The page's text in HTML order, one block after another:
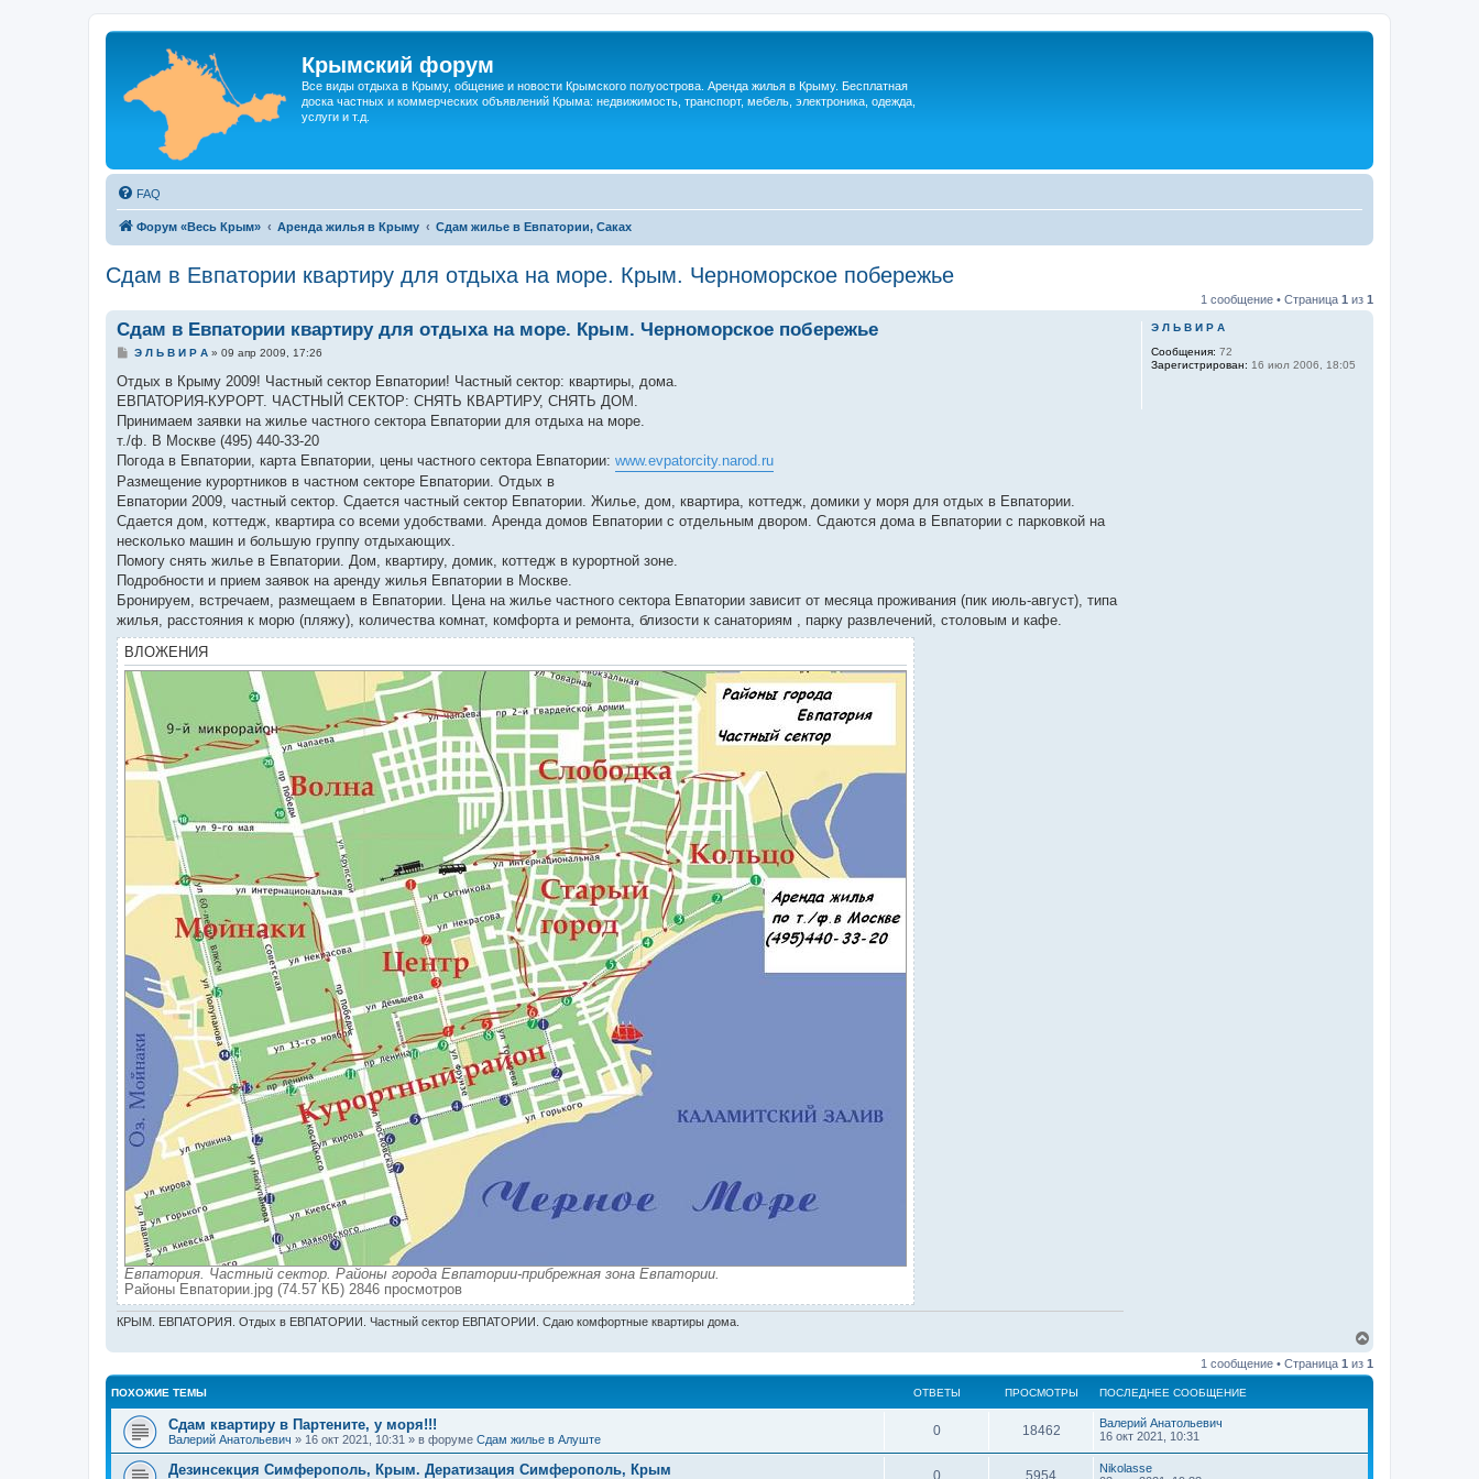
Крымский форум
Все виды отдыха в Крыму, общение и новости Крымского полуострова. Аренда жилья в Крыму. Бесплатная
доска частных и коммерческих объявлений Крыма: недвижимость, транспорт, мебель, электроника, одежда,
услуги и т.д.
FAQ
Форум «Весь Крым» Аренда жилья в Крыму Сдам жилье в Евпатории, Саках
Сдам в Евпатории квартиру для отдыха на море. Крым. Черноморское побережье
1 сообщение • Страница 1 из 1
Э Л Ь В И Р А
Сообщения: 72
Зарегистрирован: 16 июл 2006, 18:05
Сдам в Евпатории квартиру для отдыха на море. Крым. Черноморское побережье
С
о
б
щ
е
и
е
Э Л Ь В И Р А» 09 апр 2009, 17:26
Отдых в Крыму 2009! Частный сектор Евпатории! Частный сектор: квартиры, дома.
ЕВПАТОРИЯ-КУРОРТ. ЧАСТНЫЙ СЕКТОР: СНЯТЬ КВАРТИРУ, СНЯТЬ ДОМ.
Принимаем заявки на жилье частного сектора Евпатории для отдыха на море.
т./ф. В Москве (495) 440-33-20
Погода в Евпатории, карта Евпатории, цены частного сектора Евпатории: www.evpatorcity.narod.ru
Размещение курортников в частном секторе Евпатории. Отдых в
Евпатории 2009, частный сектор. Сдается частный сектор Евпатории. Жилье, дом, квартира, коттедж, домики у моря для отдых в Евпатории.
Сдается дом, коттедж, квартира со всеми удобствами. Аренда домов Евпатории с отдельным двором. Сдаются дома в Евпатории с парковкой на
несколько машин и большую группу отдыхающих.
Помогу снять жилье в Евпатории. Дом, квартиру, домик, коттедж в курортной зоне.
Подробности и прием заявок на аренду жилья Евпатории в Москве.
Бронируем, встречаем, размещаем в Евпатории. Цена на жилье частного сектора Евпатории зависит от месяца проживания (пик июль-август), типа
жилья, расстояния к морю (пляжу), количества комнат, комфорта и ремонта, близости к санаториям , парку развлечений, столовым и кафе.
ВЛОЖЕНИЯ
Евпатория. Частный сектор. Районы города Евпатории-прибрежная зона Евпатории.
Районы Евпатории.jpg (74.57 КБ) 2846 просмотров
КРЫМ. ЕВПАТОРИЯ. Отдых в ЕВПАТОРИИ. Частный сектор ЕВПАТОРИИ. Сдаю комфортные квартиры дома.
р
н
1 сообщение • Страница 1 из 1
ПОХОЖИЕ ТЕМЫ ОТВЕТЫ ПРОСМОТРЫ ПОСЛЕДНЕЕ СООБЩЕНИЕ
Сдам квартиру в Партените, у моря!!!
Валерий Анатольевич » 16 окт 2021, 10:31 » в форуме Сдам жилье в Алуште
0 18462
Валерий Анатольевич
16 окт 2021, 10:31
Дезинсекция Симферополь, Крым. Дератизация Симферополь, Крым
Nikolasse